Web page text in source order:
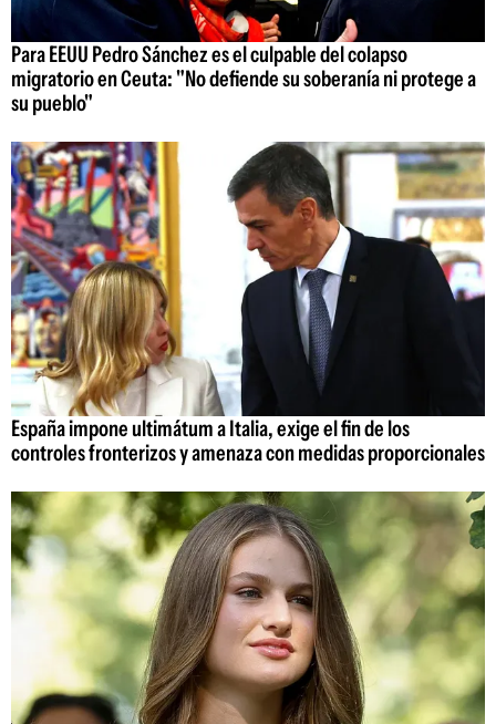
Para EEUU Pedro Sánchez es el culpable del colapso
migratorio en Ceuta: "No defiende su soberanía ni protege a
su pueblo"
España impone ultimátum a Italia, exige el fin de los
controles fronterizos y amenaza con medidas proporcionales